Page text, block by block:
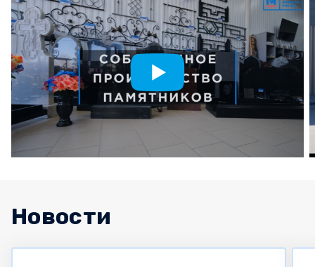
Новости